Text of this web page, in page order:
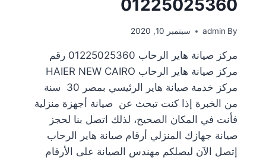
01225025360
By
admin سبتمبر 10, 2020
مركز صيانة هاير الرحاب 01225025360 رقم
مركز صيانة هاير الرحاب HAIER NEW CAIRO
مركز خدمة صيانة هاير الرئيسي بمصر 30 سنة
من الخبرة إذا كنت تبحث عن صيانة أجهزة منزلية
فأنت في المكان الصحيح، لذلك اتصل بنا لحجز
صيانة جهازك المنزلي أرقام صيانة هاير الرحاب
إتصل الآن ليصلكم مهندس الصيانة على الأرقام